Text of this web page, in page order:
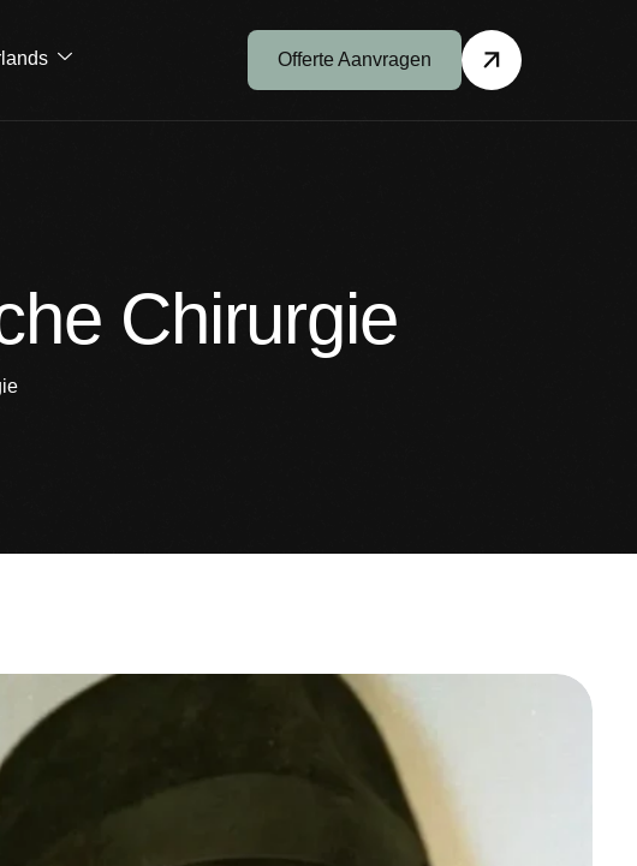
Offerte Aanvragen
Chirurgie